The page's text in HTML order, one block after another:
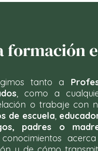
formación
tanto a
, como a
o trabaje con
de escuela,
padres o
conocimientos